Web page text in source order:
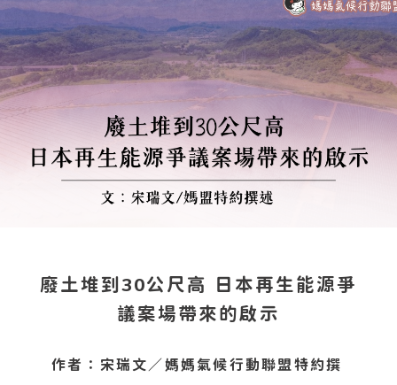
廢土堆到30公尺高 日本再生能源爭
議案場帶來的啟示
作者：宋瑞文／媽媽氣候行動聯盟特約撰